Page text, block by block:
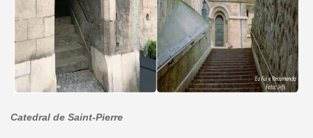
Catedral de Saint-Pierre